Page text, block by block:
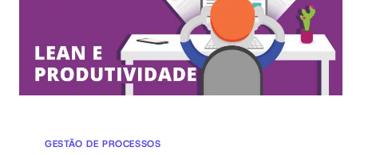
ESTÁ
CARO
DEMAIS
GESTÃO DE PROCESSOS